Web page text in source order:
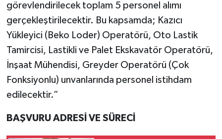
görevlendirilecek toplam 5 personel alımı
gerçekleştirilecektir. Bu kapsamda; Kazıcı
Yükleyici (Beko Loder) Operatörü, Oto Lastik
Tamircisi, Lastikli ve Palet Ekskavatör Operatörü,
İnşaat Mühendisi, Greyder Operatörü (Çok
Fonksiyonlu) unvanlarında personel istihdam
edilecektir.”
BAŞVURU ADRESİ VE SÜRECİ